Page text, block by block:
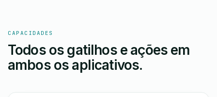
CAPACIDADES
Todos os gatilhos e ações em
ambos os aplicativos.